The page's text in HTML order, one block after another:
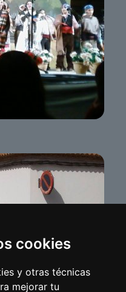
cookies
y otras técnicas
mejorar tu